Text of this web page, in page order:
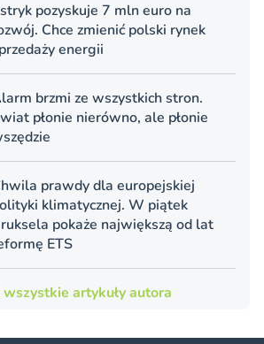
pozyskuje 7 mln euro na
Chce zmienić polski rynek
energii
brzmi ze wszystkich stron.
płonie nierówno, ale płonie
prawdy dla europejskiej
klimatycznej. W piątek
pokaże największą od lat
ETS
wszystkie artykuły autora